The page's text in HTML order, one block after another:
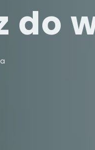
do